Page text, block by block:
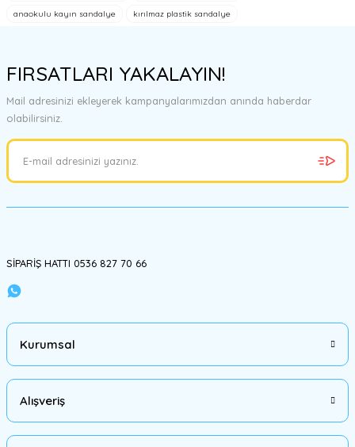
Ürün bilgilerinde hatalar bulunuyor.
Bu ürüne benzer farklı alternatifler olmalı.
anaokulu kayın sandalye kırılmaz plastik sandalye
FIRSATLARI YAKALAYIN!
Mail adresinizi ekleyerek kampanyalarımızdan anında haberdar
olabilirsiniz.
SİPARİŞ HATTI 0536 827 70 66
Kurumsal
Alışveriş